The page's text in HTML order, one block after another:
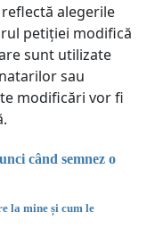
alegerile
petiției modifică
sunt utilizate
sau
modificări vor fi
când semnez o
la mine și cum le